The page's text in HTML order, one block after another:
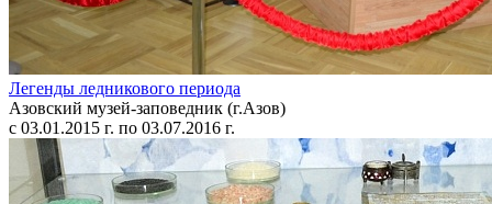
Легенды ледникового периода
Азовский музей-заповедник (г.Азов)
с 03.01.2015 г. по 03.07.2016 г.